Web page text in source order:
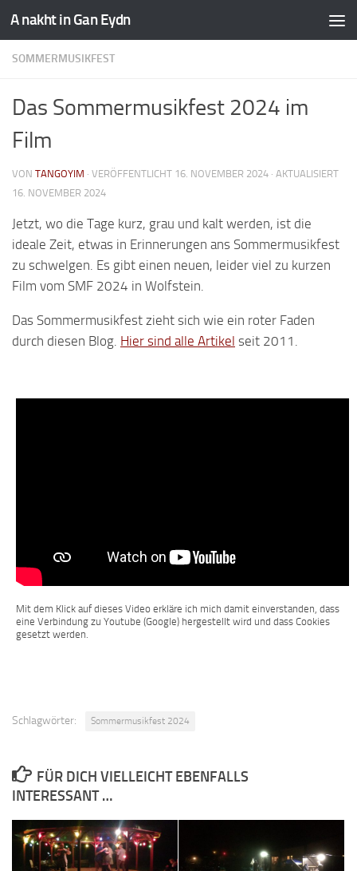
A nakht in Gan Eydn
SOMMERMUSIKFEST
Das Sommermusikfest 2024 im
Film
VON TANGOYIM · VERÖFFENTLICHT 16. NOVEMBER 2024 · AKTUALISIERT
16. NOVEMBER 2024
Jetzt, wo die Tage kurz, grau und kalt werden, ist die
ideale Zeit, etwas in Erinnerungen ans Sommermusikfest
zu schwelgen. Es gibt einen neuen, leider viel zu kurzen
Film vom SMF 2024 in Wolfstein.
Das Sommermusikfest zieht sich wie ein roter Faden
durch diesen Blog. Hier sind alle Artikel seit 2011.
Mit dem Klick auf dieses Video erkläre ich mich damit einverstanden, dass
eine Verbindung zu Youtube (Google) hergestellt wird und dass Cookies
gesetzt werden.
Schlagwörter: Sommermusikfest 2024
FÜR DICH VIELLEICHT EBENFALLS
INTERESSANT …